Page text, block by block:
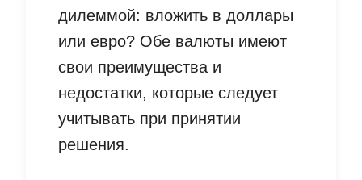
дилеммой: вложить в доллары
или евро? Обе валюты имеют
свои преимущества и
недостатки, которые следует
учитывать при принятии
решения.